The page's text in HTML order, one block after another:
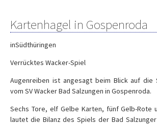
Kartenhagel in Gospenroda
inSüdthüringen
Verrücktes Wacker-Spiel
Augenreiben ist angesagt beim Blick auf die
vom SV Wacker Bad Salzungen in Gospenroda.
Sechs Tore, elf Gelbe Karten, fünf Gelb-Rote
lautet die Bilanz des Spiels der Bad